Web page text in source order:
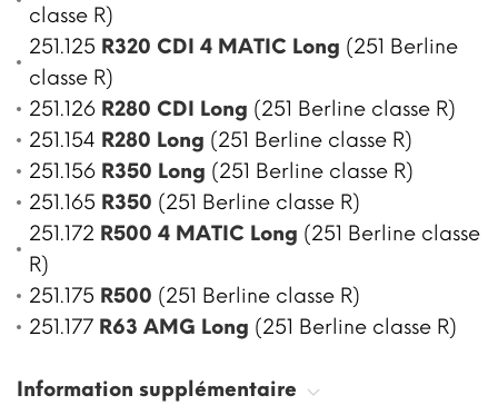
classe R)
251.125 R320 CDI 4 MATIC Long (251 Berline
classe R)
251.126 R280 CDI Long (251 Berline classe R)
251.154 R280 Long (251 Berline classe R)
251.156 R350 Long (251 Berline classe R)
251.165 R350 (251 Berline classe R)
251.172 R500 4 MATIC Long (251 Berline classe
R)
251.175 R500 (251 Berline classe R)
251.177 R63 AMG Long (251 Berline classe R)
Information supplémentaire